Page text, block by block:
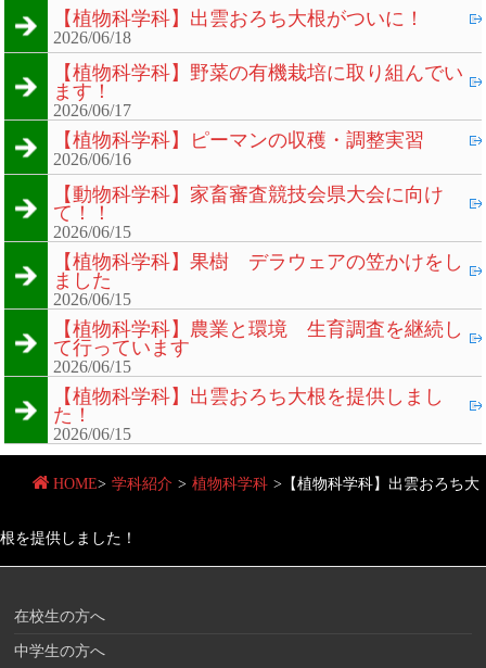
【植物科学科】出雲おろち大根がついに！
2026/06/18
【植物科学科】野菜の有機栽培に取り組んでい
ます！
2026/06/17
【植物科学科】ピーマンの収穫・調整実習
2026/06/16
【動物科学科】家畜審査競技会県大会に向け
て！！
2026/06/15
【植物科学科】果樹 デラウェアの笠かけをし
ました
2026/06/15
【植物科学科】農業と環境 生育調査を継続し
て行っています
2026/06/15
【植物科学科】出雲おろち大根を提供しまし
た！
2026/06/15
HOME> 学科紹介 > 植物科学科 > 【植物科学科】出雲おろち大
根を提供しました！
在校生の方へ
中学生の方へ